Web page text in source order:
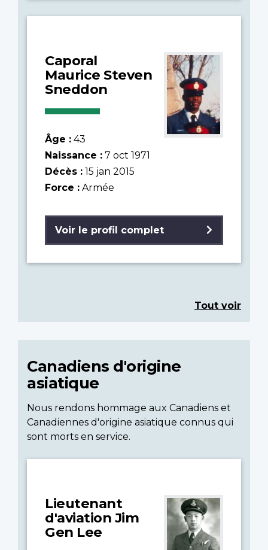
Caporal
Maurice Steven
Sneddon
Âge : 43
Naissance : 7 oct 1971
Décès : 15 jan 2015
Force : Armée
Voir le profil complet
Tout voir
Canadiens d'origine
asiatique
Nous rendons hommage aux Canadiens et
Canadiennes d'origine asiatique connus qui
sont morts en service.
Lieutenant
d'aviation Jim
Gen Lee